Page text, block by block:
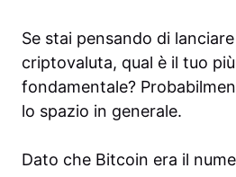
Se stai pensando di
criptovaluta, qual è il tuo
fondamentale?
lo spazio in generale.
Dato che Bitcoin era il